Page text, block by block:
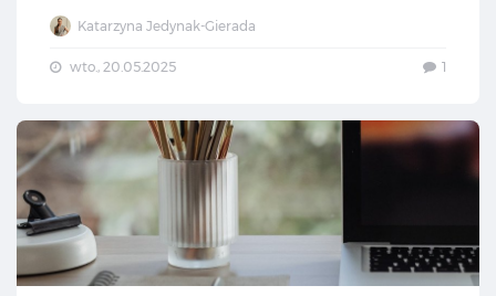
Katarzyna Jedynak-Gierada
wto., 20.05.2025 1